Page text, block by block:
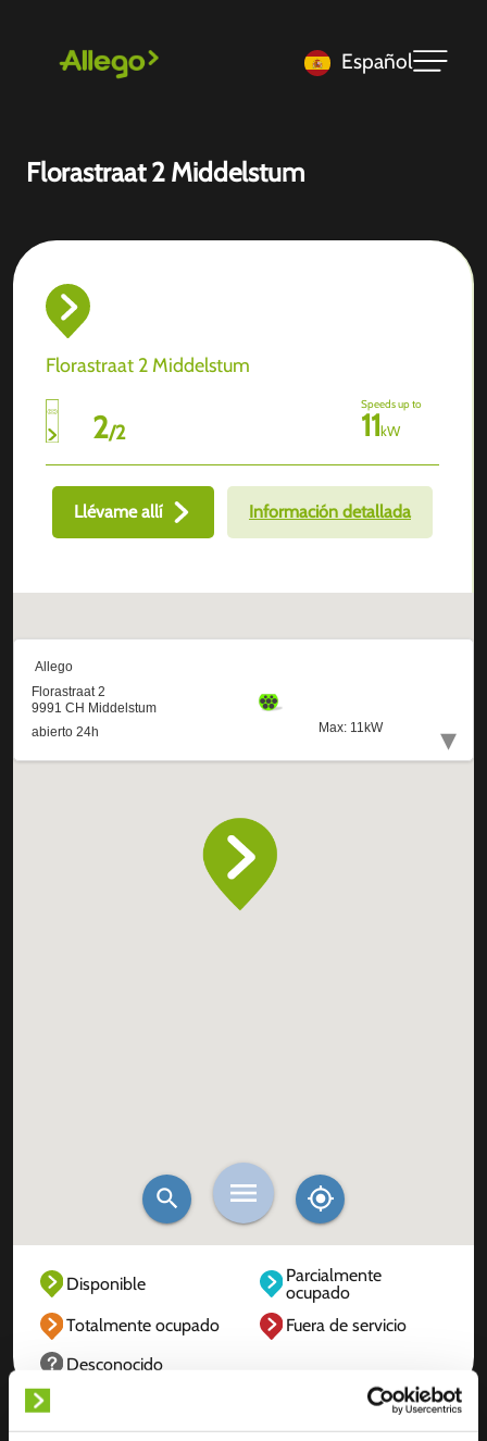
Español
Florastraat 2 Middelstum
Florastraat 2 Middelstum
2/2
Speeds up to
11kW
Llévame allí Información detallada
Disponible
Parcialmente
ocupado
Totalmente ocupado
Fuera de servicio
Desconocido